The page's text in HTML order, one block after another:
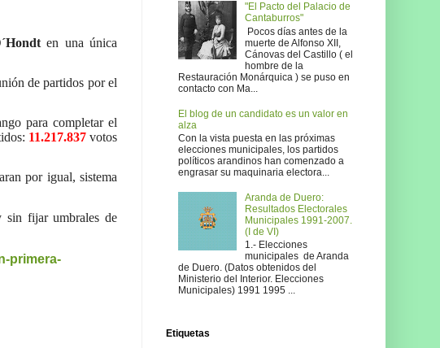
en una única
de partidos por el
para completar el
11.217.837votos
por igual, sistema
sin fijar umbrales de
primera-
"El Pacto del Palacio de
Cantaburros"
Pocos días antes de la
muerte de Alfonso XII,
Cánovas del Castillo ( el
hombre de la
Restauración Monárquica ) se puso en
contacto con Ma...
El blog de un candidato es un valor en
alza
Con la vista puesta en las próximas
elecciones municipales, los partidos
políticos arandinos han comenzado a
engrasar su maquinaria electora...
Aranda de Duero:
Resultados Electorales
Municipales 1991-2007.
(I de VI)
1.- Elecciones
municipales de Aranda
de Duero. (Datos obtenidos del
Ministerio del Interior. Elecciones
Municipales) 1991 1995 ...
Etiquetas